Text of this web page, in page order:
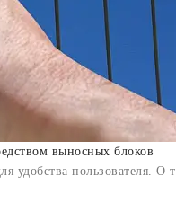
выносных блоков
пользователя.